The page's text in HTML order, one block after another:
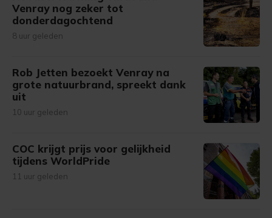
Venray nog zeker tot
donderdagochtend
8 uur geleden
Rob Jetten bezoekt Venray na
grote natuurbrand, spreekt dank
uit
10 uur geleden
COC krijgt prijs voor gelijkheid
tijdens WorldPride
11 uur geleden